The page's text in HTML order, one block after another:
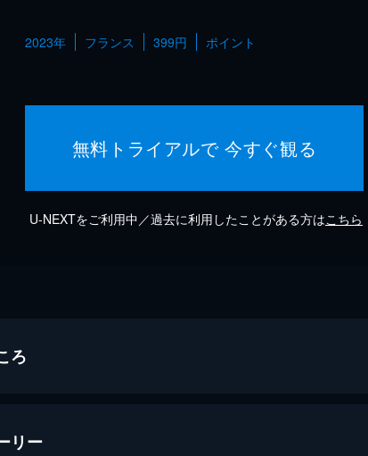
2023年 フランス 399円 ポイント
無料トライアルで 今すぐ観る
U-NEXTをご利用中／過去に利用したことがある方はこちら
ろ
リー